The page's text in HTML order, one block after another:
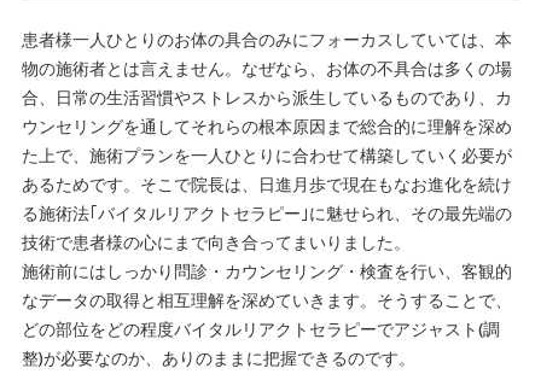
患者様一人ひとりのお体の具合のみにフォーカスしていては、本
物の施術者とは言えません。なぜなら、お体の不具合は多くの場
合、日常の生活習慣やストレスから派生しているものであり、カ
ウンセリングを通してそれらの根本原因まで総合的に理解を深め
た上で、施術プランを一人ひとりに合わせて構築していく必要が
あるためです。そこで院長は、日進月歩で現在もなお進化を続け
る施術法｢バイタルリアクトセラピー｣に魅せられ、その最先端の
技術で患者様の心にまで向き合ってまいりました。
施術前にはしっかり問診・カウンセリング・検査を行い、客観的
なデータの取得と相互理解を深めていきます。そうすることで、
どの部位をどの程度バイタルリアクトセラピーでアジャスト(調
整)が必要なのか、ありのままに把握できるのです。